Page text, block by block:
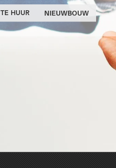
TE HUUR NIEUWBOUW